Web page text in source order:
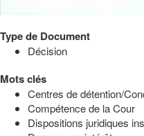
Type de Document
Décision
Mots clés
Centres de détention/
Compétence de la Cour
Dispositions juridiques